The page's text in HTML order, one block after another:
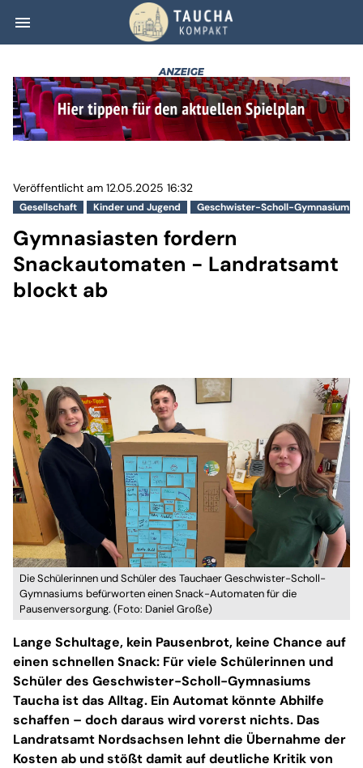
menu Gymnasiasten
Gesellschaft Kinder und Jugend Geschwister-Scholl-Gymnasium
Veröffentlicht am 12.05.2025 16:32
Gymnasiasten fordern
Snackautomaten - Landratsamt
blockt ab
Die Schülerinnen und Schüler des Tauchaer Geschwister-Scholl-
Gymnasiums befürworten einen Snack-Automaten für die
Pausenversorgung. (Foto: Daniel Große)
Lange Schultage, kein Pausenbrot, keine Chance auf
einen schnellen Snack: Für viele Schülerinnen und
Schüler des Geschwister-Scholl-Gymnasiums
Taucha ist das Alltag. Ein Automat könnte Abhilfe
schaffen – doch daraus wird vorerst nichts. Das
Landratsamt Nordsachsen lehnt die Übernahme der
Kosten ab und stößt damit auf deutliche Kritik von